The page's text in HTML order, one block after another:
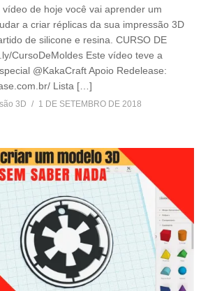
de hoje você vai aprender um
a criar réplicas da sua impressão 3D
de silicone e resina. CURSO DE
CursoDeMoldes Este vídeo teve a
@KakaCraft Apoio Redelease:
Lista […]
3D
1 DE SETEMBRO DE 2018